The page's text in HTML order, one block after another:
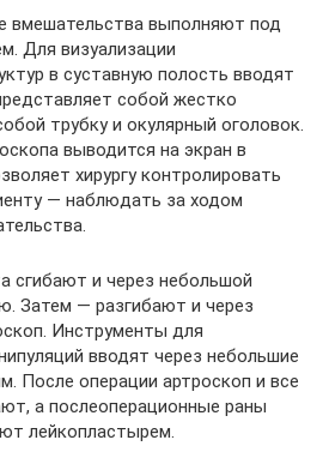
вмешательства выполняют под
Для визуализации
в суставную полость вводят
собой жестко
трубку и окулярный оголовок.
выводится на экран в
хирургу контролировать
— наблюдать за ходом
сгибают и через небольшой
Затем — разгибают и через
Инструменты для
вводят через небольшие
После операции артроскоп и все
а послеоперационные раны
лейкопластырем.